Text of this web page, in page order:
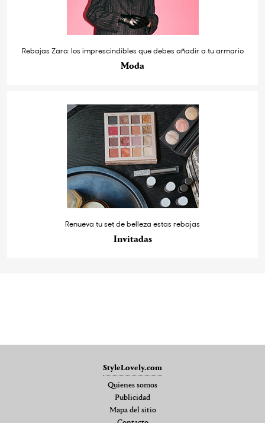
Rebajas Zara: los imprescindibles que debes añadir a tu armario
Moda
Renueva tu set de belleza estas rebajas
Invitadas
StyleLovely.com
Quienes somos
Publicidad
Mapa del sitio